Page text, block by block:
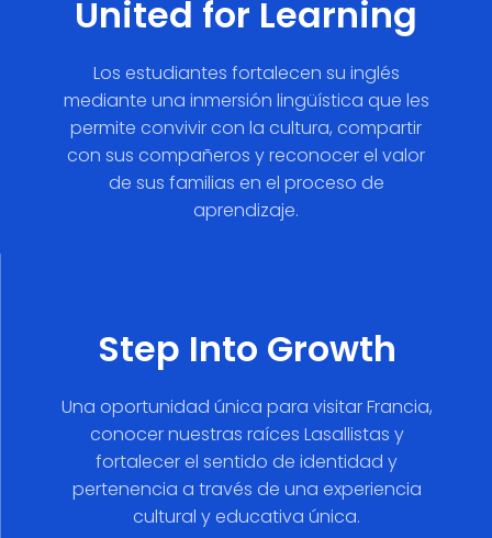
United for Learning
Los estudiantes fortalecen su inglés
mediante una inmersión lingüística que les
permite convivir con la cultura, compartir
con sus compañeros y reconocer el valor
de sus familias en el proceso de
aprendizaje.
Step Into Growth
Una oportunidad única para visitar Francia,
conocer nuestras raíces Lasallistas y
fortalecer el sentido de identidad y
pertenencia a través de una experiencia
cultural y educativa única.